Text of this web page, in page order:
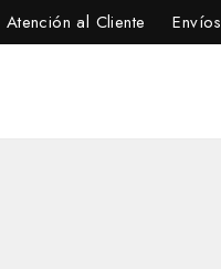
Atención al Cliente Envíos